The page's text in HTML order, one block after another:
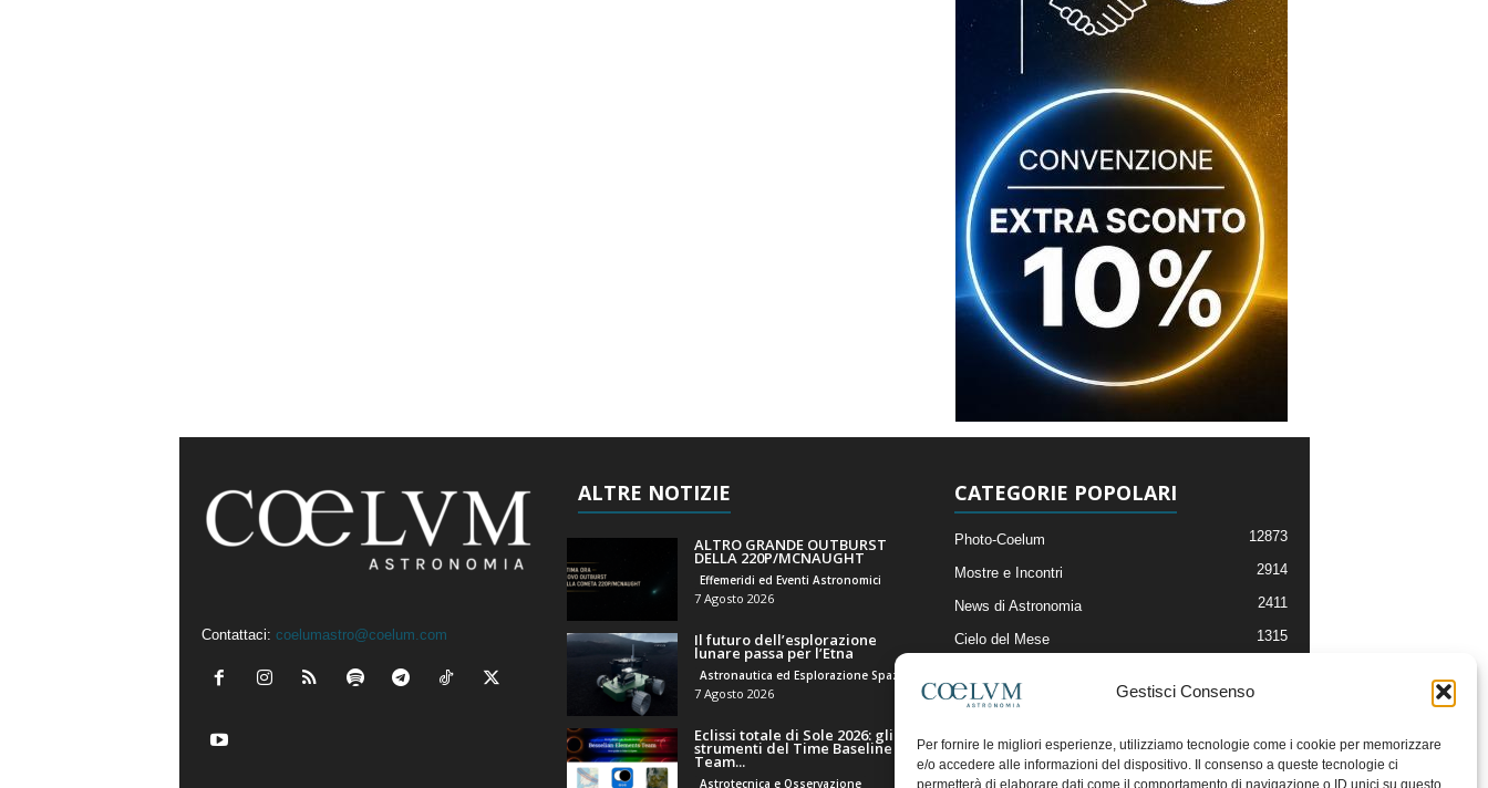
Gestisci Consenso
Per fornire le migliori esperienze, utilizziamo tecnologie come i cookie per memorizzare
e/o accedere alle informazioni del dispositivo. Il consenso a queste tecnologie ci
permetterà di elaborare dati come il comportamento di navigazione o ID unici su questo
Contattaci: coelumastro@coelum.com
ALTRE NOTIZIE
ALTRO GRANDE OUTBURST
DELLA 220P/MCNAUGHT
Effemeridi ed Eventi Astronomici
7 Agosto 2026
Il futuro dell’esplorazione
lunare passa per l’Etna
7 Agosto 2026
Eclissi totale di Sole 2026: gli
strumenti del Time Baseline
Team...
Astrotecnica e Osservazione
CATEGORIE POPOLARI
Photo-Coelum 12873
Mostre e Incontri 2914
News di Astronomia 2411
Cielo del Mese 1315
Articoli e Risorse On-Line
Il Blog della Redazione